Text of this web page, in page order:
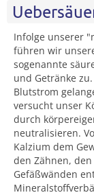
Infolge unserer
führen wir
sogenannte
und Getränke
Blutstrom
versucht unser
durch
neutralisieren.
Kalzium dem
den Zähnen,
Gefäßwänden